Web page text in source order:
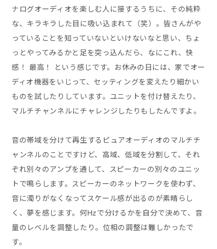
ナログオーディオを楽しむ人に接するうちに、その純粋
な、キラキラした目に吸い込まれて（笑）。皆さんがや
っていることを知っていないといけないなと思い、ちょ
っとやってみるかと足を突っ込んだら、なにこれ、快
感！ 最高！ という感じです。お休みの日には、家でオー
ディオ機器をいじって、セッティングを変えたり細かい
ものを試したりしています。ユニットを付け替えたり、
マルチチャンネルにチャレンジしたりもしたんですよ。
音の帯域を分けて再生するピュアオーディオのマルチチ
ャンネルのことですけど、高域、低域を分割して、それ
ぞれ別々のアンプを通して、スピーカーの別々のユニッ
トで鳴らします。スピーカーのネットワークを使わず、
音に濁りがなくなってスケール感が出るのが素晴らし
く、夢を感じます。何Hzで分けるかを自分で決めて、音
量のレベルを調整したり。位相の調整は難しかったで
す。